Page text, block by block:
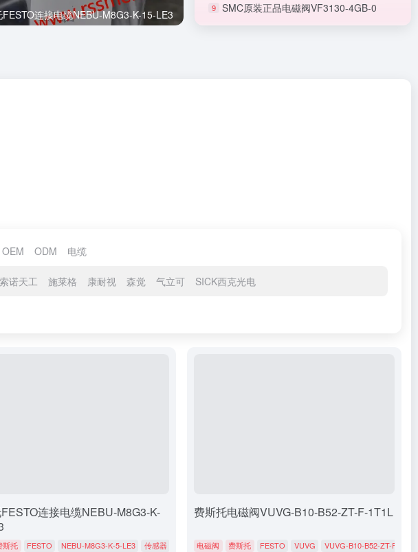
全新正品SMC节流阀AS1201F-M5-06A
连接电缆NEBU-M8G3-K-15-LE3
9 SMC原装正品电磁阀VF3130-4GB-0
OEM ODM 电缆
索诺天工 施莱格 康耐视 森觉 气立可 SICK西克光电
连接电缆NEBU-M8G3-K-
斯托 FESTO NEBU-M8G3-K-5-LE3 传感器
费斯托电磁阀VUVG-B10-B52-ZT-F-1T1L
电磁阀 费斯托 FESTO VUVG VUVG-B10-B52-ZT-F-1T1L